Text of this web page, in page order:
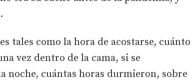
tales como la hora de acostarse, cuánto
vez dentro de la cama, si se
noche, cuántas horas durmieron, sobre